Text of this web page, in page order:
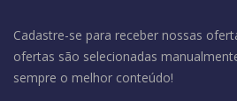
Cadastre-se para receber nossas
ofertas são selecionadas
sempre o melhor conteúdo!